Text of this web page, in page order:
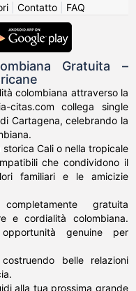
| Contatto| FAQ
Gratuita –
colombiana attraverso la
citas.com collega single
Cartagena, celebrando la
Cali o nella tropicale
che condividono il
familiari e le amicizie
gratuita
e cordialità colombiana.
genuine per
belle relazioni
alla tua prossima grande